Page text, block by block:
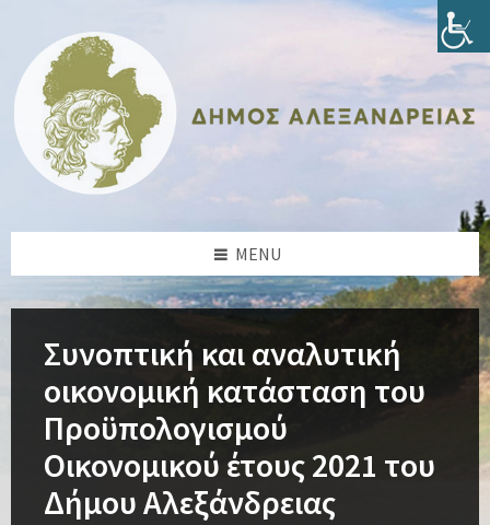
content
sidebar
sidebar
footer
MENU
Συνοπτική και αναλυτική
οικονομική κατάσταση του
Προϋπολογισμού
Οικονομικού έτους 2021 του
Δήμου Αλεξάνδρειας